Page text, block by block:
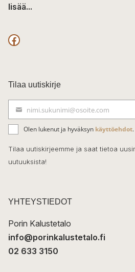
lisää...
F
c
e
b
o
o
k
Tilaa uutiskirje
ä
h
k
t
nimi.sukunimi@osoite.com
Olen lukenut ja hyväksyn käyttöehdot.
Tilaa uutiskirjeemme ja saat tietoa
uutuuksista!
YHTEYSTIEDOT
Porin Kalustetalo
info@porinkalustetalo.fi
02 633 3150